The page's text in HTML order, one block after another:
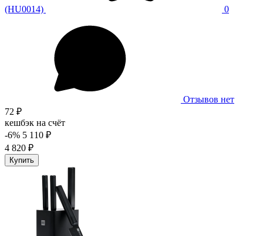
(HU0014) 0
Отзывов нет
72 ₽
кешбэк на счёт
-6% 5 110 ₽
4 820 ₽
Купить